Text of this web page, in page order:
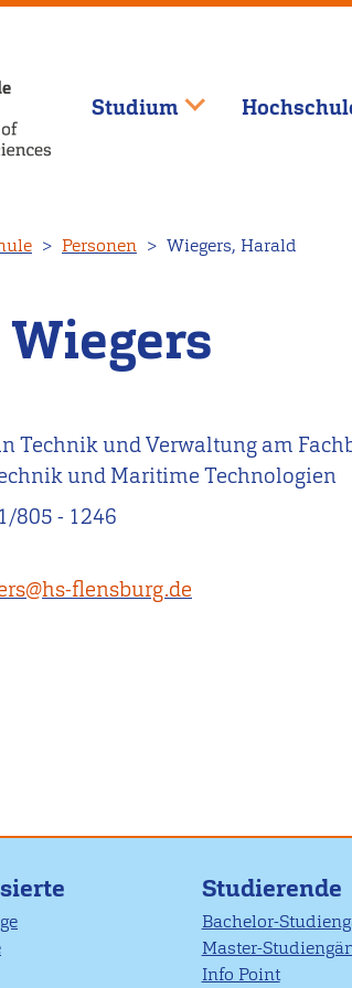
Studium
Personen Wiegers, Harald
Technik und Verwaltung am
und Maritime Technologien
805 - 1246
flensburg.de
Studierende
Bachelor-
Master-
Info Point